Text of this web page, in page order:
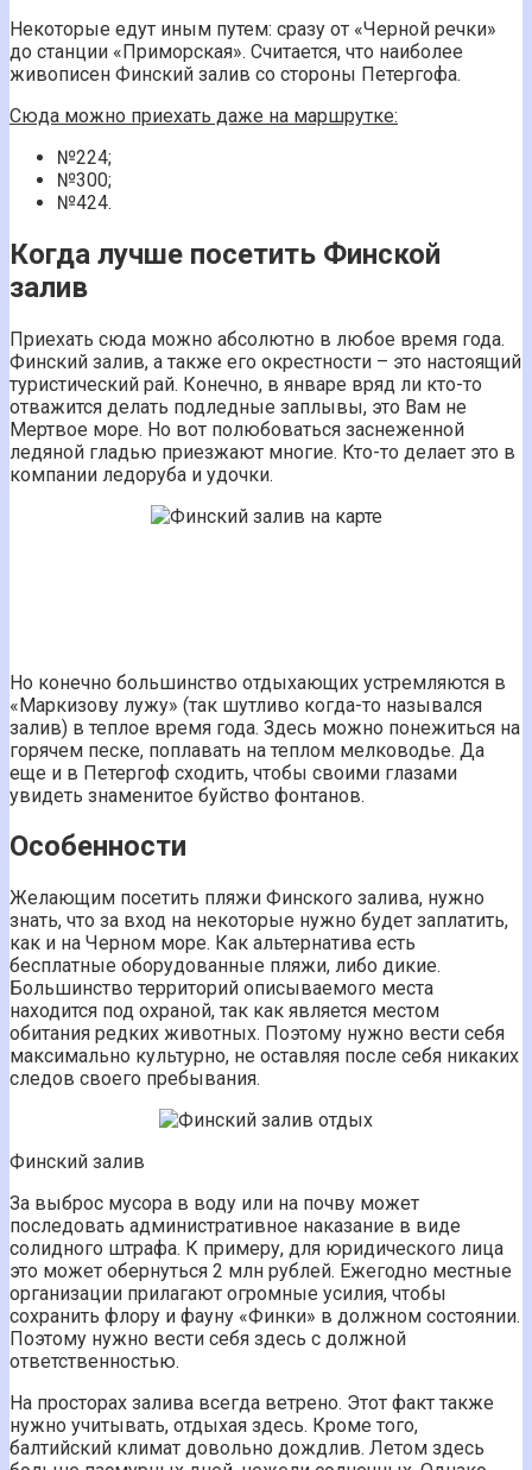
Некоторые едут иным путем: сразу от «Черной речки»
до станции «Приморская». Считается, что наиболее
живописен Финский залив со стороны Петергофа.
Сюда можно приехать даже на маршрутке:
№224;
№300;
№424.
Когда лучше посетить Финской
залив
Приехать сюда можно абсолютно в любое время года.
Финский залив, а также его окрестности – это настоящий
туристический рай. Конечно, в январе вряд ли кто-то
отважится делать подледные заплывы, это Вам не
Мертвое море. Но вот полюбоваться заснеженной
ледяной гладью приезжают многие. Кто-то делает это в
компании ледоруба и удочки.
Но конечно большинство отдыхающих устремляются в
«Маркизову лужу» (так шутливо когда-то назывался
залив) в теплое время года. Здесь можно понежиться на
горячем песке, поплавать на теплом мелководье. Да
еще и в Петергоф сходить, чтобы своими глазами
увидеть знаменитое буйство фонтанов.
Особенности
Желающим посетить пляжи Финского залива, нужно
знать, что за вход на некоторые нужно будет заплатить,
как и на Черном море. Как альтернатива есть
бесплатные оборудованные пляжи, либо дикие.
Большинство территорий описываемого места
находится под охраной, так как является местом
обитания редких животных. Поэтому нужно вести себя
максимально культурно, не оставляя после себя никаких
следов своего пребывания.
Финский залив
За выброс мусора в воду или на почву может
последовать административное наказание в виде
солидного штрафа. К примеру, для юридического лица
это может обернуться 2 млн рублей. Ежегодно местные
организации прилагают огромные усилия, чтобы
сохранить флору и фауну «Финки» в должном состоянии.
Поэтому нужно вести себя здесь с должной
ответственностью.
На просторах залива всегда ветрено. Этот факт также
нужно учитывать, отдыхая здесь. Кроме того,
балтийский климат довольно дождлив. Летом здесь